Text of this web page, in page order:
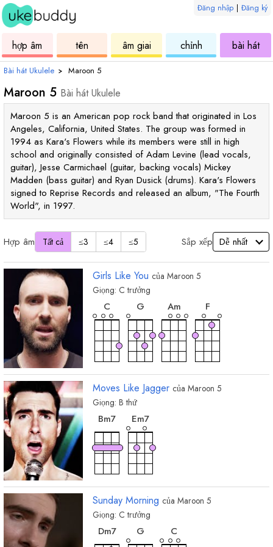
Đăng nhập | Đăng ký
hợp âm
ukulele
tên
hợp
âm giai
ukulele
chỉnh
ukulele
bài hát
Bài hát Ukulele › Maroon 5
Maroon 5 Bài hát Ukulele
Maroon 5 is an American pop rock band that originated in Los
Angeles, California, United States. The group was formed in
1994 as Kara's Flowers while its members were still in high
school and originally consisted of Adam Levine (lead vocals,
guitar), Jesse Carmichael (guitar, backing vocals) Mickey
Madden (bass guitar) and Ryan Dusick (drums). Kara's Flowers
signed to Reprise Records and released an album, "The Fourth
World", in 1997.
Hợp âm Tất cả ≤3 ≤4 ≤5 Sắp xếp
Girls Like You của Maroon 5
Giọng: C trưởng
C
hợp
G
hợp
Am F
Moves Like Jagger của Maroon 5
Giọng: B thứ
Bm7
hợp
Em7
Sunday Morning của Maroon 5
Giọng: C trưởng
Dm7
hợp
âm G
hợp
C